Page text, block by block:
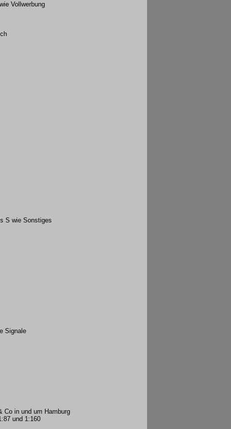
Vollwerbung
S wie Sonstiges
Signale
Co in und um Hamburg
und 1:160